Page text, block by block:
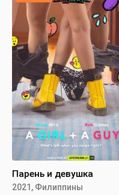
Парень и девушка
2021, Филиппины